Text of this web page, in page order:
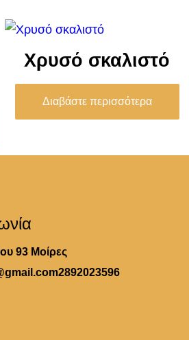
Χρυσό σκαλιστό
Διαβάστε περισσότερα
93 Μοίρες
2892023596